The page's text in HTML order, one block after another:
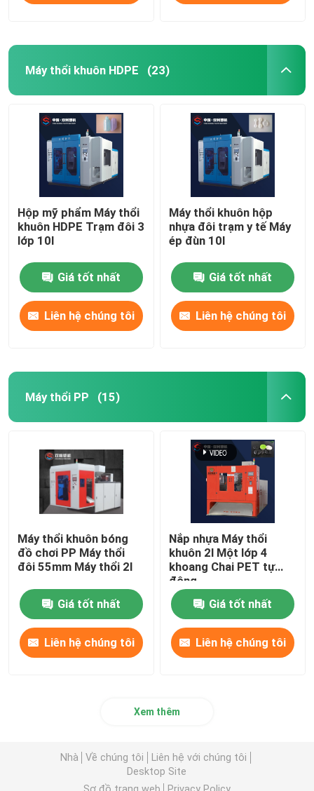
Máy thổi khuôn HDPE (23)
Hộp mỹ phẩm Máy thổi
khuôn HDPE Trạm đôi 3
lớp 10l
Giá tốt nhất
Liên hệ chúng tôi
Máy thổi khuôn hộp
nhựa đôi trạm y tế Máy
ép đùn 10l
Giá tốt nhất
Liên hệ chúng tôi
Máy thổi PP (15)
Máy thổi khuôn bóng
đồ chơi PP Máy thổi
đôi 55mm Máy thổi 2l
Giá tốt nhất
Liên hệ chúng tôi
Nắp nhựa Máy thổi
khuôn 2l Một lớp 4
khoang Chai PET tự
động
Giá tốt nhất
Liên hệ chúng tôi
Xem thêm
Nhà Về chúng tôi
Liên hệ với chúng tôi
Desktop Site
Sơ đồ trang web
Privacy Policy